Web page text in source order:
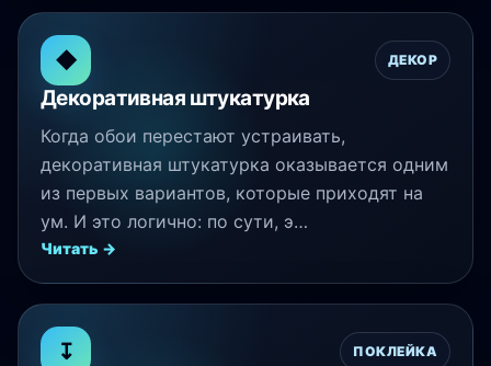
◆ ДЕКОР
Декоративная штукатурка
Когда обои перестают устраивать,
декоративная штукатурка оказывается одним
из первых вариантов, которые приходят на
ум. И это логично: по сути, э…
Читать →
↧ ПОКЛЕЙКА